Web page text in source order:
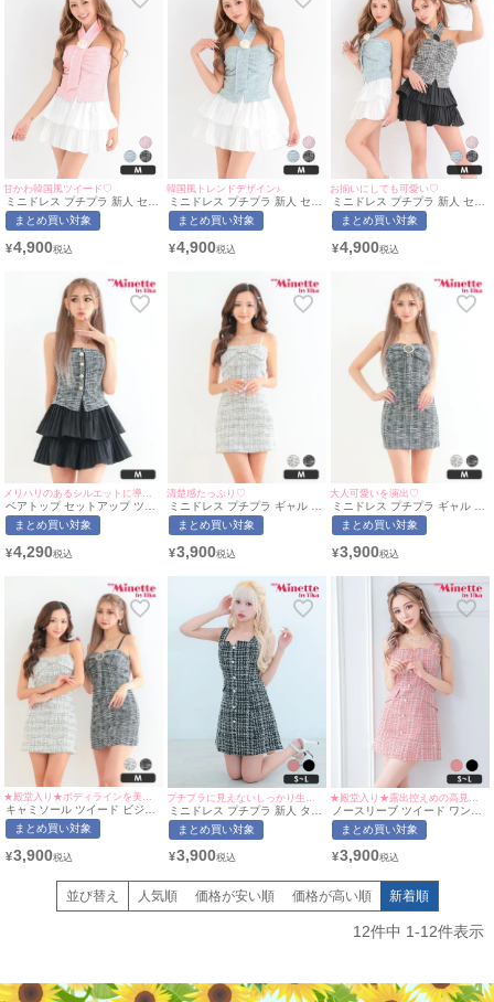
甘かわ韓国風ツイード♡
ミニドレス プチプラ 新人 セッ
トアップ ツイード フレア 韓国
ドレス ベアトップ 低身長 胸元
キャバドレス Luvique (あん着
まとめ買い対象
¥4,900
韓国風トレンドデザイン♪
ミニドレス プチプラ 新人 セッ
トアップ ツイード フレア 韓国
ドレス ベアトップ 低身長 胸元
ス Luvique (あん着用/Mサイズ
まとめ買い対象
¥4,900
お揃いにしても可愛い♡
ミニドレス プチプラ 新人 セッ
トアップ ツイード フレア 韓国
ドレス ベアトップ 低身長 胸元
ス Luvique (あん・きぃぃりぷ
まとめ買い対象
¥4,900
ベアトップ セットアップ ツイ
ード フレアドレス Luvique (あ
おぽん着用/Mサイズ対応) |
まとめ買い対象
¥4,290
清楚感たっぷり♡
ミニドレス プチプラ ギャル タ
イト ツイード 低身長 ビジュー
リボン ホワイト ミニ丈 フロン
Luvique (れいたぴ着用/Mサイ
ット
まとめ買い対象
¥3,900
大人可愛いを演出♡
ミニドレス プチプラ ギャル タ
イト ツイード 低身長 ビジュー
リボン ブラック 韓国風 キャバ
用/Mサイズ対応) | myMinette/
まとめ買い対象
¥3,900
キャミソール ツイード ビジュ
ー Luvique (あおぽん・れいた
ぴ着用/Mサイズ対応) |
まとめ買い対象
¥3,900
ミニドレス プチプラ 新人 タイ
ト ツイード ノースリーブ 低身
長 ブラック Aライン フロンド
レス Luvique (ひなたまる着
myMinette/マイミネット
まとめ買い対象
¥3,900
ノースリーブ ツイード ワンピ
ース フレア ミニドレス
Luvique (せいせい着用/S~Lサ
ネット
まとめ買い対象
¥3,900
並び替え 人気順 価格が安い順 価格が高い順 新着順
12件中 1-12件表示